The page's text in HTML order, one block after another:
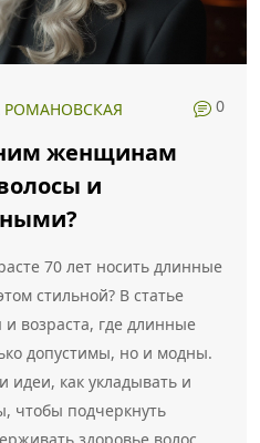
РОМАНОВСКАЯ 0
женщинам
и
70 лет носить длинные
стильной? В статье
и возраста, где длинные
допустимы, но и модны.
идеи, как укладывать и
чтобы подчеркнуть
здоровье волос.